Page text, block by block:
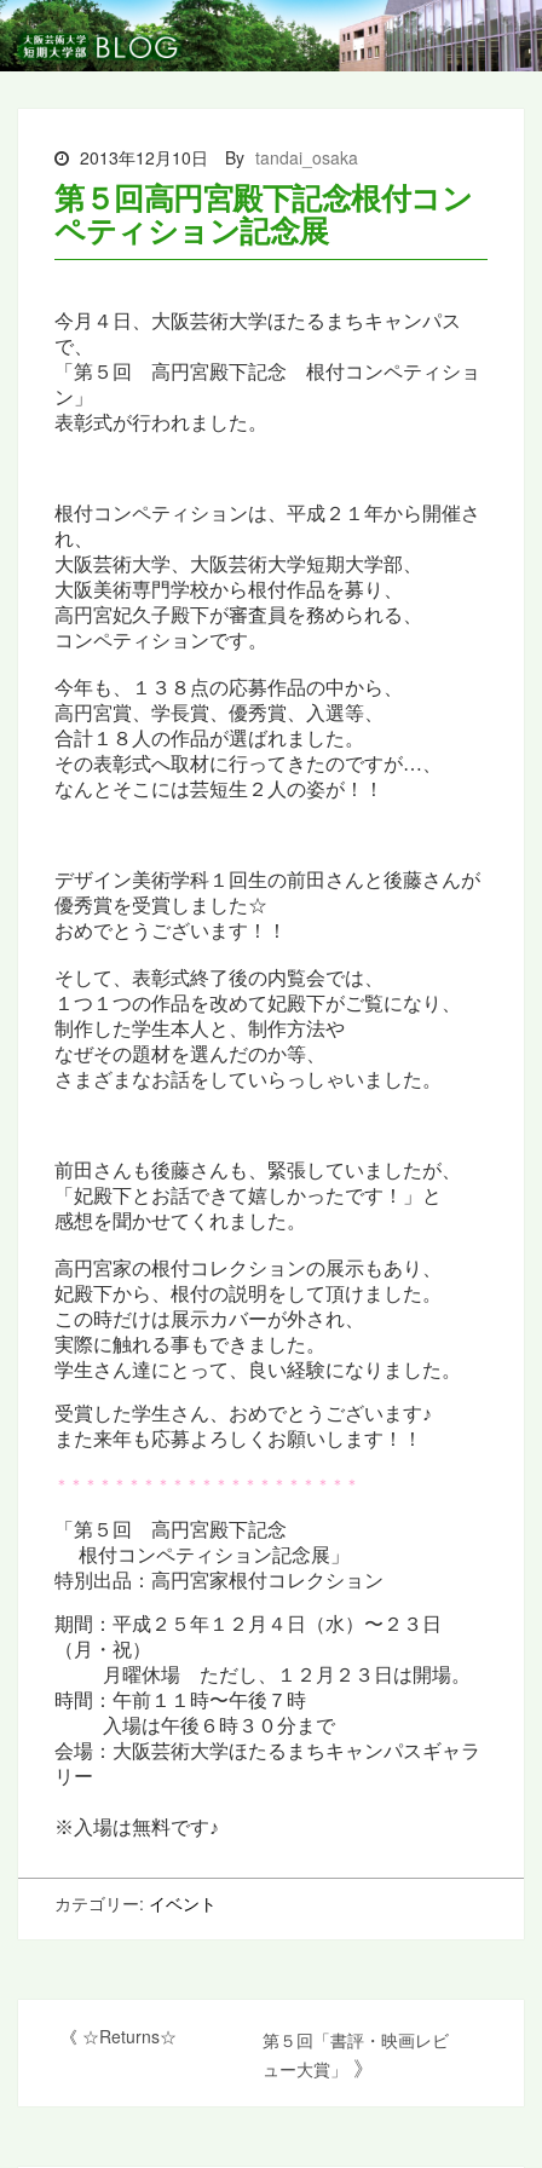
2013年12月10日 By tandai_osaka
第５回高円宮殿下記念根付コン
ペティション記念展
今月４日、大阪芸術大学ほたるまちキャンパス
で、
「第５回 高円宮殿下記念 根付コンペティショ
ン」
表彰式が行われました。
根付コンペティションは、平成２１年から開催さ
れ、
大阪芸術大学、 大阪芸術大学短期大学部、
大阪美術専門学校から根付作品を募り、
高円宮妃久子殿下が審査員を務められる、
コンペティションです。
今年も、１３８点の応募作品の中から、
高円宮賞、学長賞、優秀賞、入選等、
合計１８人の作品が選ばれました。
その表彰式へ取材に行ってきたのですが…、
なんとそこには芸短生２人の姿が！！
デザイン美術学科１回生の前田さんと後藤さんが
優秀賞を受賞しました☆
おめでとうございます！！
そして、表彰式終了後の内覧会では、
１つ１つの作品を改めて妃殿下がご覧になり、
制作した学生本人と、制作方法や
なぜその題材を選んだのか等、
さまざまなお話をしていらっしゃいました。
前田さんも後藤さんも、緊張していましたが、
「妃殿下とお話できて嬉しかったです！」と
感想を聞かせてくれました。
高円宮家の根付コレクションの展示もあり、
妃殿下から、根付の説明をして頂けました。
この時だけは展示カバーが外され、
実際に触れる事もできました。
学生さん達にとって、良い経験になりました。
受賞した学生さん、おめでとうございます♪
また来年も応募よろしくお願いします！！
＊＊＊＊＊＊＊＊＊＊＊＊＊＊＊＊＊＊＊＊＊
「第５回 高円宮殿下記念
根付コンペティション記念展」
特別出品：高円宮家根付コレクション
期間：平成２５年１２月４日（水）〜２３日
（月・祝）
月曜休場 ただし、１２月２３日は開場。
時間：午前１１時〜午後７時
入場は午後６時３０分まで
会場：大阪芸術大学ほたるまちキャンパスギャラ
リー
※入場は無料です♪
カテゴリー: イベント
《 ☆Returns☆
第５回「書評・映画レビ
ュー大賞」
》